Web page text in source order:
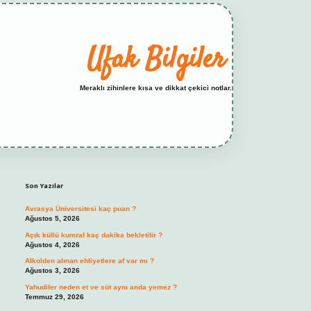
Ufak Bilgiler
Meraklı zihinlere kısa ve dikkat çekici notlar.
Son Yazılar
Avrasya Üniversitesi kaç puan ?
Ağustos 5, 2026
Açık küllü kumral kaç dakika bekletilir ?
Ağustos 4, 2026
Alkolden alınan ehliyetlere af var mı ?
Ağustos 3, 2026
Yahudiler neden et ve süt aynı anda yemez ?
Temmuz 29, 2026